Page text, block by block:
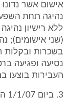
אישום אשר
נהיגה תחת
ללא רישיון
(שני אישומים);
בשכרות ובקלות
נסיעה ופגיעה
העבירות בוצעו במהלך